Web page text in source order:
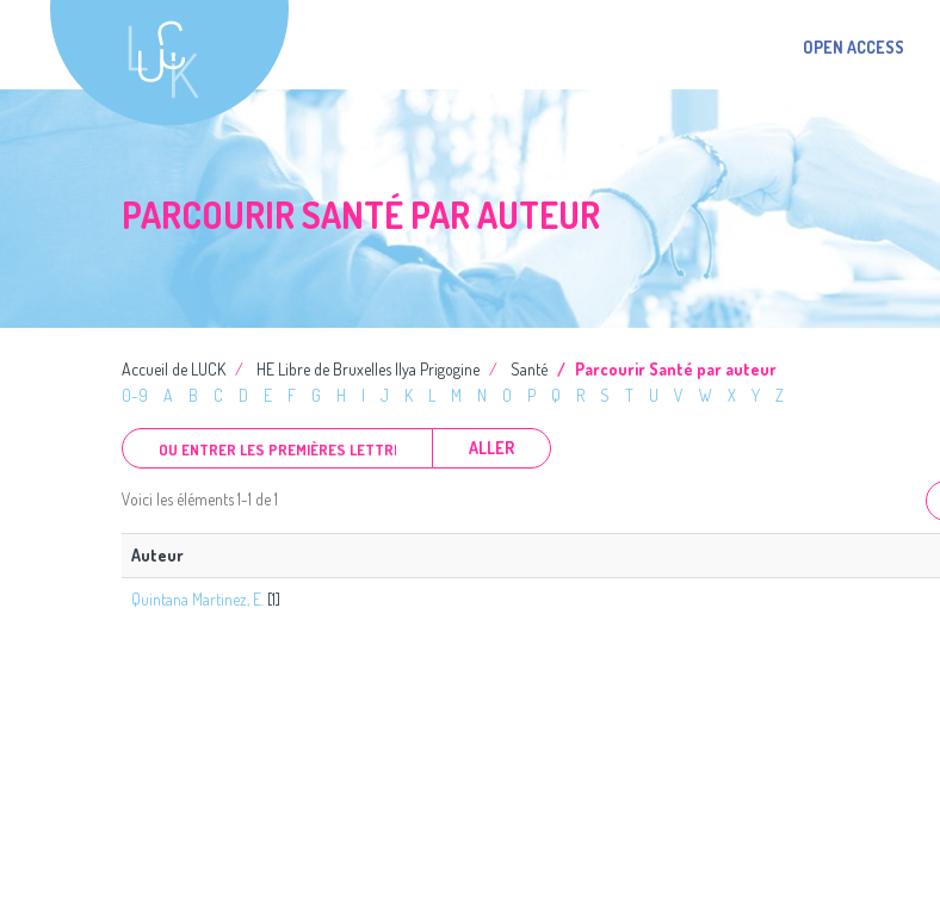
OPEN ACCESS
PARCOURIR SANTÉ PAR AUTEUR
Accueil de LUCK HE Libre de Bruxelles Ilya Prigogine Santé
Parcourir Santé par auteur
0-9
A B C D E F G H I J K L M N O P Q R S T U V W X Y Z
ALLER
Voici les éléments 1-1 de 1
Auteur
Quintana Martinez, E. [1]